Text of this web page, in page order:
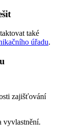
také
úřadu.
zajišťování
vyvlastnění.